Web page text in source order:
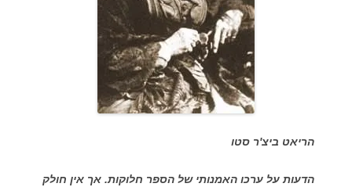
הריאט ביצ'ר סטו
הדעות על ערכו האמנותי של הספר חלוקות. אך אין חולק